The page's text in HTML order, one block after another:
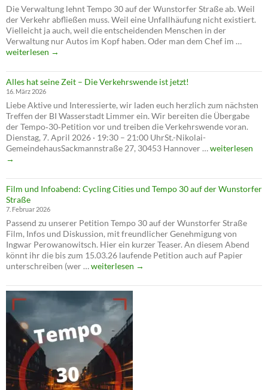
Die Verwaltung lehnt Tempo 30 auf der Wunstorfer Straße ab. Weil
der Verkehr abfließen muss. Weil eine Unfallhäufung nicht existiert.
Vielleicht ja auch, weil die entscheidenden Menschen in der
Verwaltung nur Autos im Kopf haben. Oder man dem Chef im …
30
die
weiterlesen →
Alles hat seine Zeit – Die Verkehrswende ist jetzt!
16. März 2026
Liebe Aktive und Interessierte, wir laden euch herzlich zum nächsten
Treffen der BI Wasserstadt Limmer ein. Wir bereiten die Übergabe
der Tempo‑30‑Petition vor und treiben die Verkehrswende voran.
Dienstag, 7. April 2026 · 19:30 – 21:00 UhrSt.-Nikolai-
GemeindehausSackmannstraße 27, 30453 Hannover …Alles
Zeit
–
ist
jetzt!
weiterlesen
→
Film und Infoabend: Cycling Cities und Tempo 30 auf der Wunstorfer
Straße
7. Februar 2026
Passend zu unserer Petition Tempo 30 auf der Wunstorfer Straße
Film, Infos und Diskussion, mit freundlicher Genehmigung von
Ingwar Perowanowitsch. Hier ein kurzer Teaser. An diesem Abend
könnt ihr die bis zum 15.03.26 laufende Petition auch auf Papier
unterschreiben (wer …Film
Infoabend:
Cycling
Cities
und
Tempo
30
auf
der
Wunstorfer
Straße
weiterlesen →